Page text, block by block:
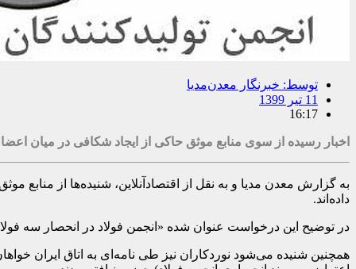
توسط: خبرنگار معدن‌مدیا
11 تیر 1399
16:17
اخبار رسیده از سوی منابع موثق حاکی از ایجاد شکافی در میان
به گزارش معدن مدیا و به نقل از اقتصادآنلاین، شنیده‌ها از
داده‌اند.
در توضیح این درخواست عنوان شده «انجمن فولاد در انحصار سه
همچنین شنیده می‌شود نوردکاران نیز طی نامه‌ای به اتاق ایران